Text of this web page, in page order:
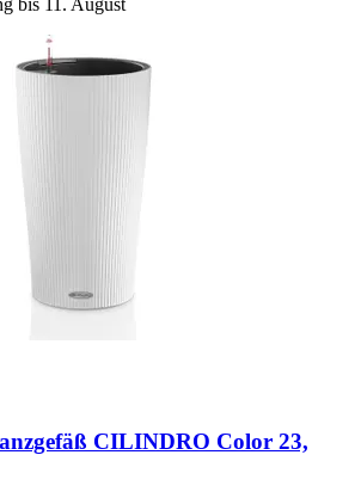
CILINDRO Color 23,